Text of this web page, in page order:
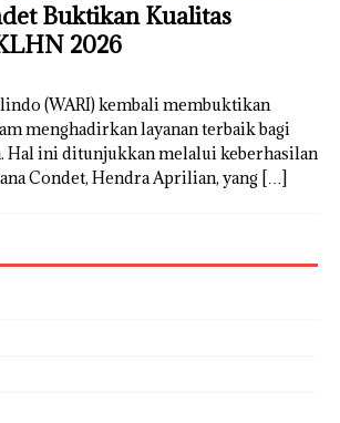
Buktikan Kualitas
2026
(WARI) kembali membuktikan
menghadirkan layanan terbaik bagi
Hal ini ditunjukkan melalui keberhasilan
Condet, Hendra Aprilian, yang […]